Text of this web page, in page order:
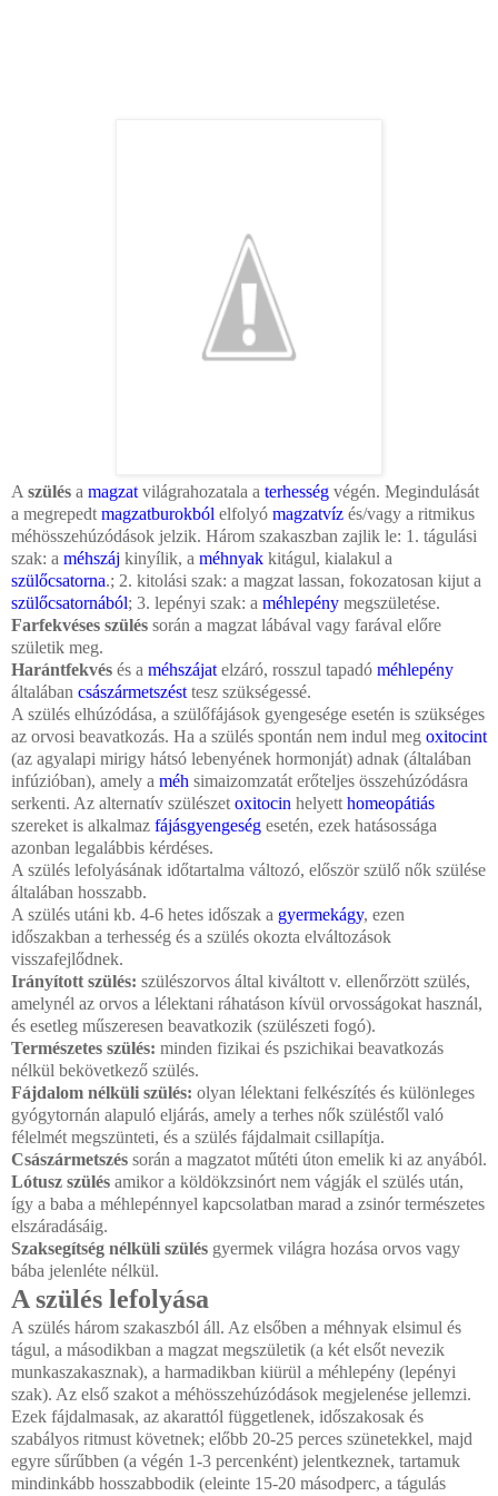
A szülés a magzat világrahozatala a terhesség végén. Megindulását
a megrepedt magzatburokból elfolyó magzatvíz és/vagy a ritmikus
méhösszehúzódások jelzik. Három szakaszban zajlik le: 1. tágulási
szak: a méhszáj kinyílik, a méhnyak kitágul, kialakul a
szülőcsatorna.; 2. kitolási szak: a magzat lassan, fokozatosan kijut a
szülőcsatornából; 3. lepényi szak: a méhlepény megszületése.
Farfekvéses szülés során a magzat lábával vagy farával előre
születik meg.
Harántfekvés és a méhszájat elzáró, rosszul tapadó méhlepény
általában császármetszést tesz szükségessé.
A szülés elhúzódása, a szülőfájások gyengesége esetén is szükséges
az orvosi beavatkozás. Ha a szülés spontán nem indul meg oxitocint
(az agyalapi mirigy hátsó lebenyének hormonját) adnak (általában
infúzióban), amely a méh simaizomzatát erőteljes összehúzódásra
serkenti. Az alternatív szülészet oxitocin helyett homeopátiás
szereket is alkalmaz fájásgyengeség esetén, ezek hatásossága
azonban legalábbis kérdéses.
A szülés lefolyásának időtartalma változó, először szülő nők szülése
általában hosszabb.
A szülés utáni kb. 4-6 hetes időszak a gyermekágy, ezen
időszakban a terhesség és a szülés okozta elváltozások
visszafejlődnek.
Irányított szülés: szülészorvos által kiváltott v. ellenőrzött szülés,
amelynél az orvos a lélektani ráhatáson kívül orvosságokat használ,
és esetleg műszeresen beavatkozik (szülészeti fogó).
Természetes szülés: minden fizikai és pszichikai beavatkozás
nélkül bekövetkező szülés.
Fájdalom nélküli szülés: olyan lélektani felkészítés és különleges
gyógytornán alapuló eljárás, amely a terhes nők szüléstől való
félelmét megszünteti, és a szülés fájdalmait csillapítja.
Császármetszés során a magzatot műtéti úton emelik ki az anyából.
Lótusz szülés amikor a köldökzsinórt nem vágják el szülés után,
így a baba a méhlepénnyel kapcsolatban marad a zsinór természetes
elszáradásáig.
Szaksegítség nélküli szülés gyermek világra hozása orvos vagy
bába jelenléte nélkül.
A szülés lefolyása
A szülés három szakaszból áll. Az elsőben a méhnyak elsimul és
tágul, a másodikban a magzat megszületik (a két elsőt nevezik
munkaszakasznak), a harmadikban kiürül a méhlepény (lepényi
szak). Az első szakot a méhösszehúzódások megjelenése jellemzi.
Ezek fájdalmasak, az akarattól függetlenek, időszakosak és
szabályos ritmust követnek; előbb 20-25 perces szünetekkel, majd
egyre sűrűbben (a végén 1-3 percenként) jelentkeznek, tartamuk
mindinkább hosszabbodik (eleinte 15-20 másodperc, a tágulás